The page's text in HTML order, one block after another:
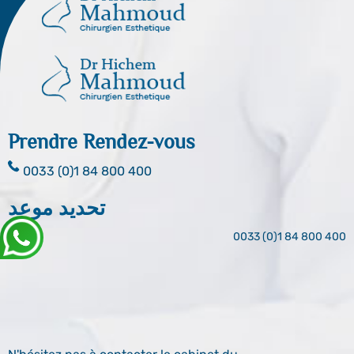
Prendre Rendez-vous
0033 (0)1 84 800 400
تحديد موعد
0033 (0)1 84 800 400